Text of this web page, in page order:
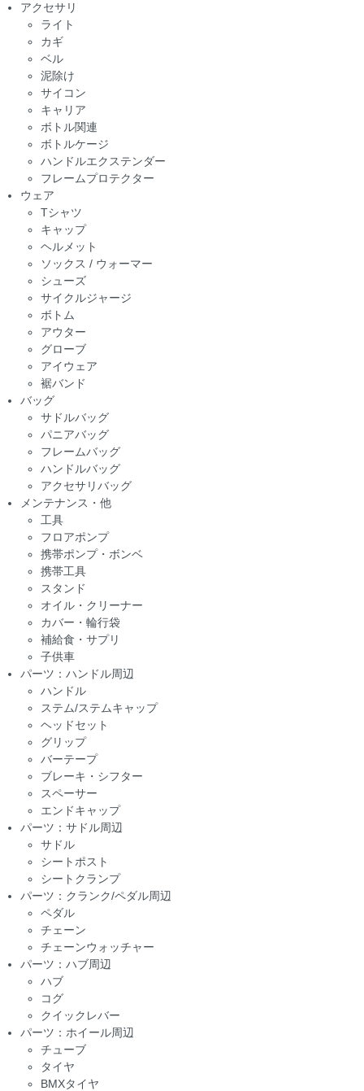
アクセサリ
ライト
カギ
ベル
泥除け
サイコン
キャリア
ボトル関連
ボトルケージ
ハンドルエクステンダー
フレームプロテクター
ウェア
Tシャツ
キャップ
ヘルメット
ソックス / ウォーマー
シューズ
サイクルジャージ
ボトム
アウター
グローブ
アイウェア
裾バンド
バッグ
サドルバッグ
パニアバッグ
フレームバッグ
ハンドルバッグ
アクセサリバッグ
メンテナンス・他
工具
フロアポンプ
携帯ポンプ・ボンベ
携帯工具
スタンド
オイル・クリーナー
カバー・輪行袋
補給食・サプリ
子供車
パーツ：ハンドル周辺
ハンドル
ステム/ステムキャップ
ヘッドセット
グリップ
バーテープ
ブレーキ・シフター
スペーサー
エンドキャップ
パーツ：サドル周辺
サドル
シートポスト
シートクランプ
パーツ：クランク/ペダル周辺
ペダル
チェーン
チェーンウォッチャー
パーツ：ハブ周辺
ハブ
コグ
クイックレバー
パーツ：ホイール周辺
チューブ
タイヤ
BMXタイヤ